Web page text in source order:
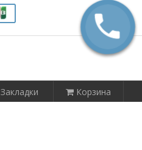
Закладки Корзина